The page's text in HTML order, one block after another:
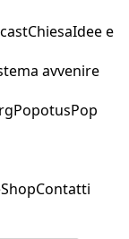
ChiesaIdee e
avvenire
PopotusPop
ShopContatti